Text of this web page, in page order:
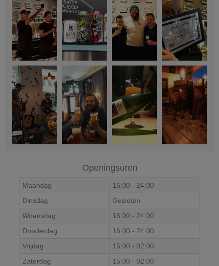
Openingsuren
Maandag 16:00 - 24:00
Dinsdag
Gesloten
Woensdag
16:00 - 24:00
Donderdag
16:00 - 24:00
Vrijdag
15:00 - 02:00
Zaterdag
15:00 - 02:00